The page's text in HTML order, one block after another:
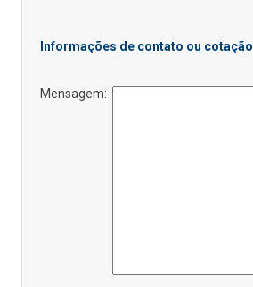
Informações de contato ou cotação
Mensagem: